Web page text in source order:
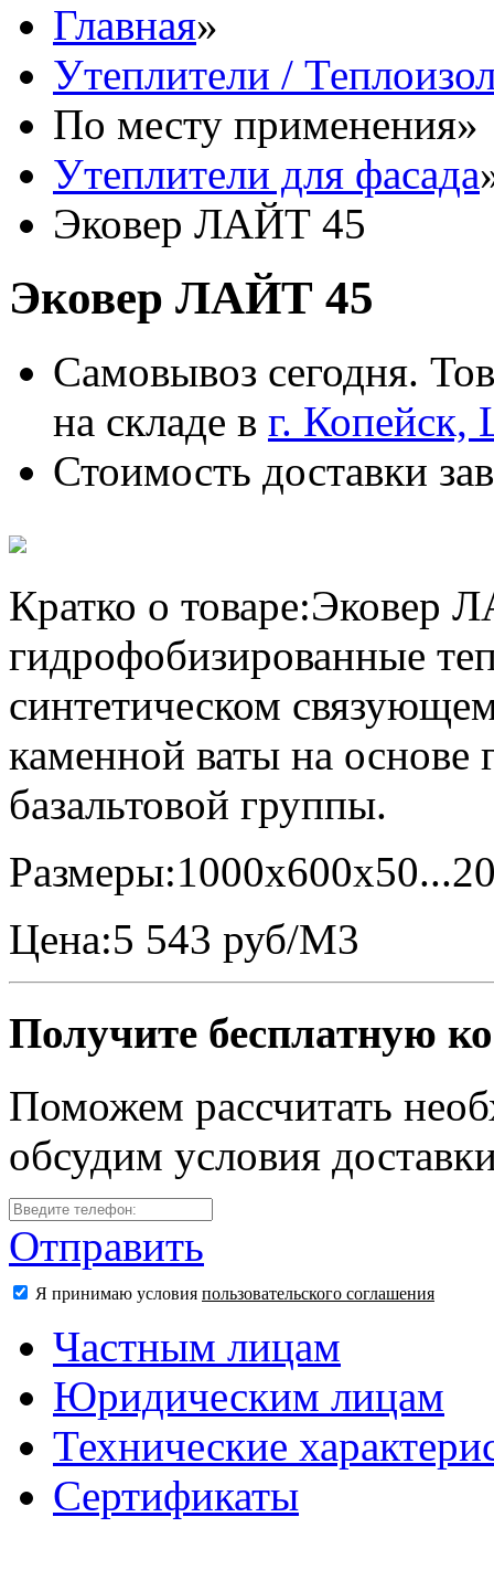
Главная»
Утеплители /
По месту применения»
Утеплители для фасада
Эковер ЛАЙТ 45
Эковер ЛАЙТ 45
Самовывоз сегодня.
на складе в г.
Стоимость доставки
Кратко о товаре:Эковер
гидрофобизированные
синтетическом
каменной ваты на основе
базальтовой группы.
Размеры:
Цена:5 543 руб/М3
Получите бесплатную
Поможем рассчитать
обсудим условия
Отправить
Я принимаю условия пользовательского соглашения
Частным лицам
Юридическим лицам
Технические
Сертификаты